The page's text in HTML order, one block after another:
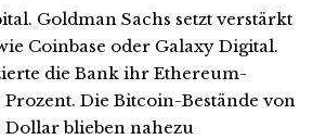
Goldman Sachs setzt verstärkt
Coinbase oder Galaxy Digital.
die Bank ihr Ethereum-
Die Bitcoin-Bestände von
blieben nahezu